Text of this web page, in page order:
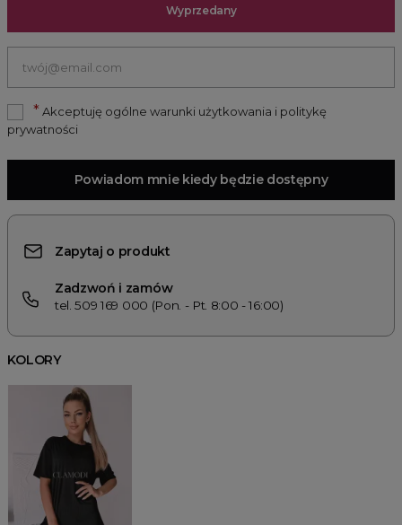
Wyprzedany
* Akceptuję ogólne warunki użytkowania i politykę
prywatności
Powiadom mnie kiedy będzie dostępny
Zapytaj o produkt
Zadzwoń i zamów
tel. 509 169 000 (Pon. - Pt. 8:00 - 16:00)
KOLORY